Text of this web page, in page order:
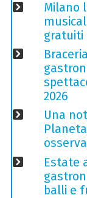
Milano
gratuiti
2026
Una
Estate
balli e